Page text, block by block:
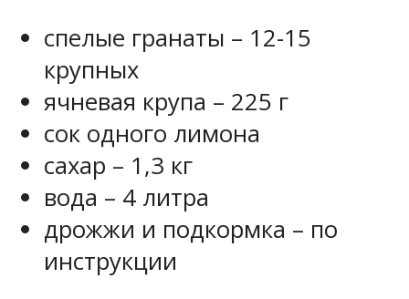
спелые гранаты – 12-15
крупных
ячневая крупа – 225 г
сок одного лимона
сахар – 1,3 кг
вода – 4 литра
дрожжи и подкормка – по
инструкции